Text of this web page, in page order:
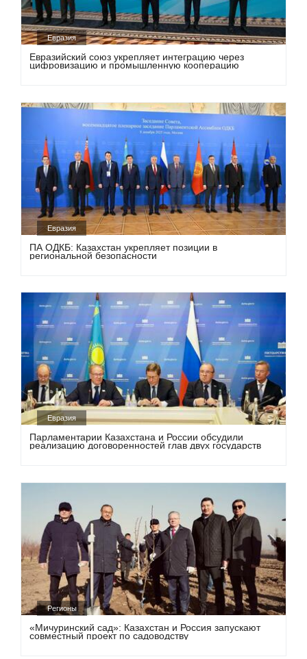
Евразия
Евразийский союз укрепляет интеграцию через
цифровизацию и промышленную кооперацию
Евразия
ПА ОДКБ: Казахстан укрепляет позиции в
региональной безопасности
Евразия
Парламентарии Казахстана и России обсудили
реализацию договоренностей глав двух государств
Регионы
«Мичуринский сад»: Казахстан и Россия запускают
совместный проект по садоводству